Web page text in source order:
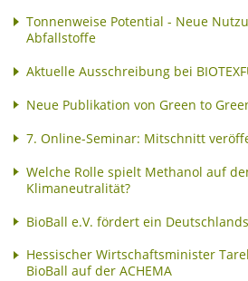
Tonnenweise Potential - Neue
Abfallstoffe
Aktuelle Ausschreibung bei
Neue Publikation von Green to
7. Online-Seminar: Mitschnitt
Welche Rolle spielt Methanol auf
Klimaneutralität?
BioBall e.V. fördert ein
Hessischer Wirtschaftsminister
BioBall auf der ACHEMA